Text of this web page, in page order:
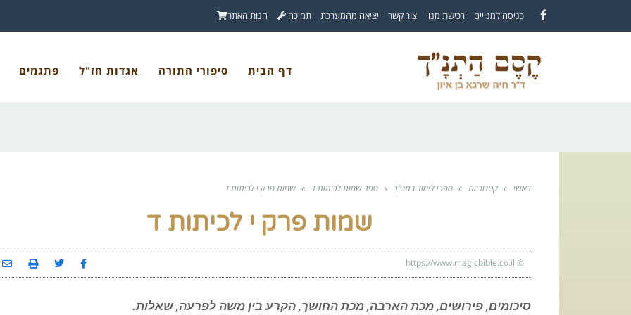
Facebook
כניסה למנויים רכישת מנוי צור קשר יציאה מהמערכת תמיכה חנות האתר
דף הבית סיפורי התורה אגדות חז"ל פתגמים
ראשי » קטגוריות » ספרי לימוד בתנ"ך » ספר שמות לכיתות ד » שמות פרק י לכיתות ד
שמות פרק י לכיתות ד
©
https://www.magicbible.co.il
סיכומים, פירושים, מכת הארבה, מכת החושך, הקרע בין משה לפרעה, שאלות.